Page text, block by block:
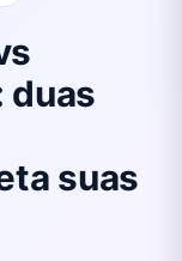
duas
suas